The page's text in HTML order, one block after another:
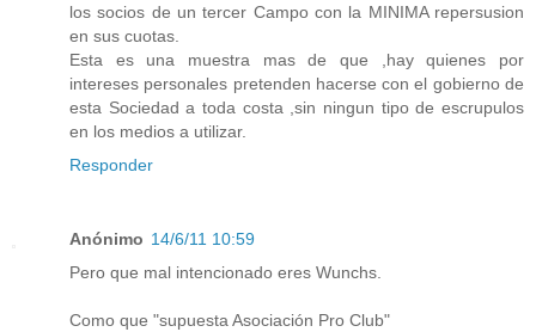
los socios de un tercer Campo con la MINIMA repersusion
en sus cuotas.
Esta es una muestra mas de que ,hay quienes por
intereses personales pretenden hacerse con el gobierno de
esta Sociedad a toda costa ,sin ningun tipo de escrupulos
en los medios a utilizar.
Responder
Anónimo 14/6/11 10:59
Pero que mal intencionado eres Wunchs.
Como que "supuesta Asociación Pro Club"